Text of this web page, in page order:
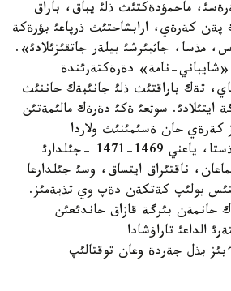
ماحمؤدةكتئث ذلئ يباق، باراق
پةن كةرةي، ارابشاحتئث ذرپاعئ بؤرةكة
مذسا، جاثبئرشئ بيلةر جاتقئزئلادئ».
نامة» دةرةكتةرئندة
تةك باراقتئث ذلئ جانئبةك حاننئث
ايتئلادئ. سوثعئ ةكئ دةرةك مالئمةتئن
كةرةي حان ةسئمئنئث ولاردا
كةزدةسپةؤئن، سول تذستا، ياعني 1469-1471 -جئلدارئ
ناقتئراق ايتساق، وسئ جئلدارعا
بولئپ كةتكةن دةپ وي تذيةمئز.
حانمةن بئرگة قازاق حاندئعئن
الداعئ تاراؤشادا
ءبئز بذل جةردة وعان توقتالئپ